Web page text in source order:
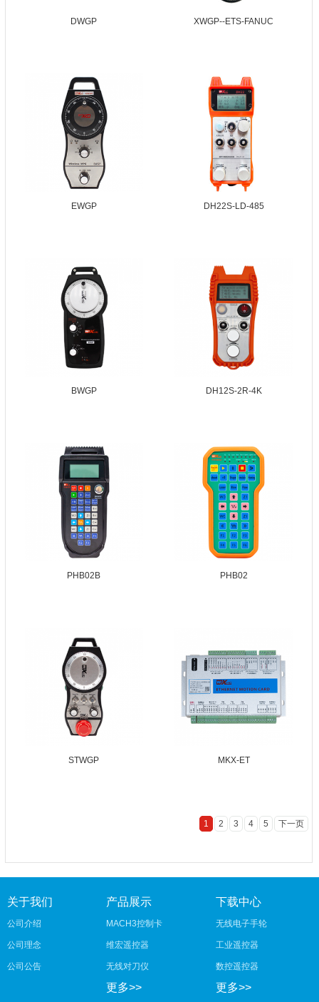
DWGP XWGP--ETS-FANUC
EWGP DH22S-LD-485
BWGP DH12S-2R-4K
PHB02B PHB02
STWGP MKX-ET
1 2 3 4 5 下一页
关于我们
公司介绍
公司理念
公司公告
产品展示
MACH3控制卡
维宏遥控器
无线对刀仪
更多>>
下载中心
无线电子手轮
工业遥控器
数控遥控器
更多>>